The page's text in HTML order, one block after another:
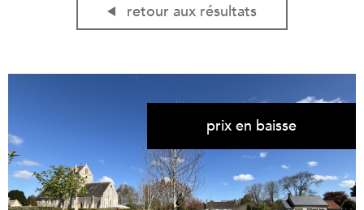
retour aux résultats
prix en baisse